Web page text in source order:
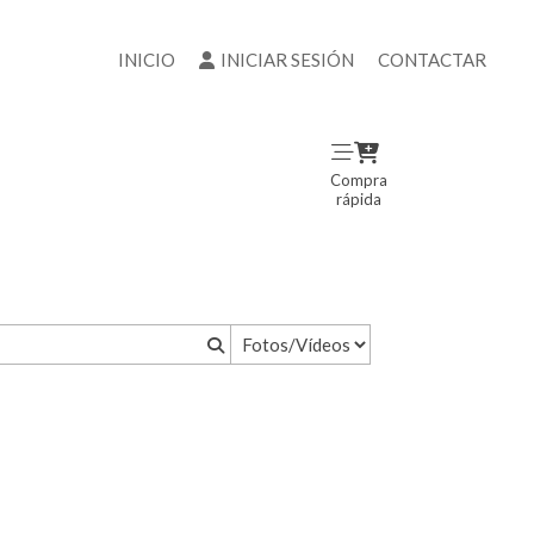
INICIO INICIAR SESIÓN CONTACTAR
Compra
rápida